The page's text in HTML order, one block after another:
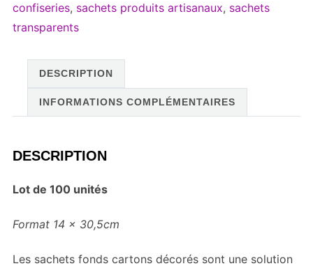
de
fêtes
confiseries, sachets produits artisanaux, sachets
transparents
DESCRIPTION
INFORMATIONS COMPLÉMENTAIRES
DESCRIPTION
Lot de 100 unités
Format 14 x 30,5cm
Les sachets fonds cartons décorés sont une solution